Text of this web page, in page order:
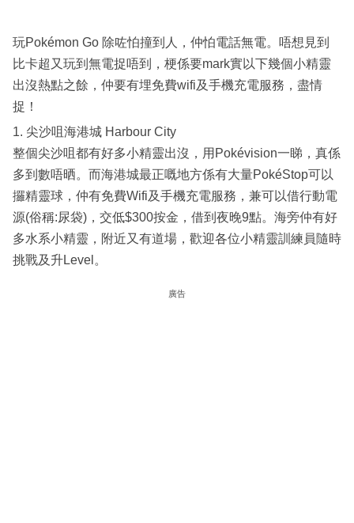
區
玩Pokémon Go 除咗怕撞到人，仲怕電話無電。唔想見到
比卡超又玩到無電捉唔到，梗係要mark實以下幾個小精靈
出沒熱點之餘，仲要有埋免費wifi及手機充電服務，盡情
捉！
1. 尖沙咀海港城 Harbour City
整個尖沙咀都有好多小精靈出沒，用Pokévision一睇，真係
多到數唔晒。而海港城最正嘅地方係有大量PokéStop可以
攞精靈球，仲有免費Wifi及手機充電服務，兼可以借行動電
源(俗稱:尿袋)，交低$300按金，借到夜晚9點。海旁仲有好
多水系小精靈，附近又有道場，歡迎各位小精靈訓練員隨時
挑戰及升Level。
廣告